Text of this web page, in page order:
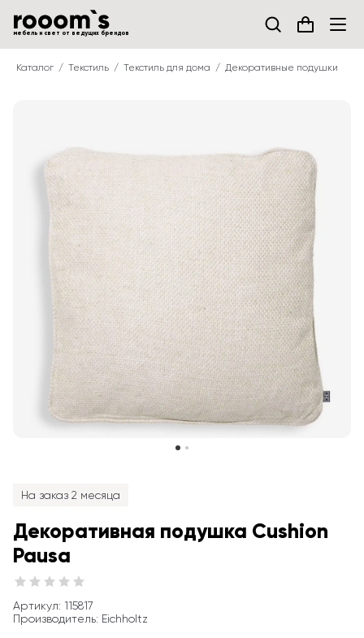
мебель и свет от ведущих брендов
Каталог Текстиль Текстиль для дома Декоративные подушки
На заказ 2 месяца
Декоративная подушка Cushion
Pausa
Артикул: 115817
Производитель: Eichholtz